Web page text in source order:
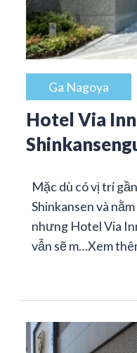
Ga Nagoya
Hotel Via
Mặc dù có vị trí
Shinkansen và
nhưng Hotel Via
vẫn sẽ m…Xem